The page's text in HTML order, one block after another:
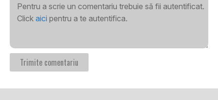
Pentru a scrie un comentariu trebuie să fii autentificat.
Click aici pentru a te autentifica.